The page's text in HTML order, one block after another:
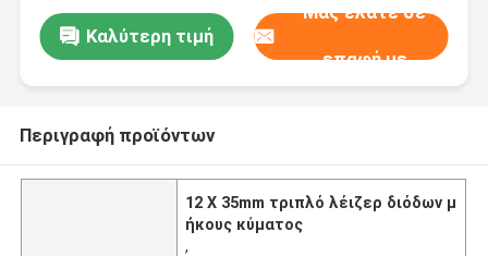
Καλύτερη τιμή
Μας ελάτε σε
επαφή με
Περιγραφή προϊόντων
12 X 35mm τριπλό λέιζερ διόδων μ
ήκους κύματος
,